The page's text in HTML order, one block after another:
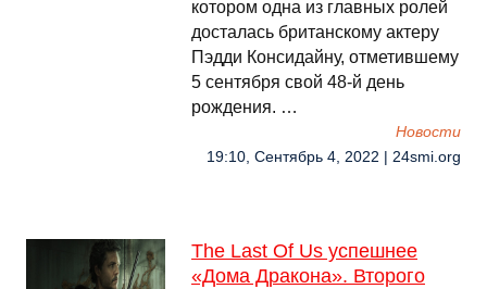
котором одна из главных ролей
досталась британскому актеру
Пэдди Консидайну, отметившему
5 сентября свой 48-й день
рождения. …
Новости
19:10, Сентябрь 4, 2022 | 24smi.org
The Last Of Us успешнее
«Дома Дракона». Второго